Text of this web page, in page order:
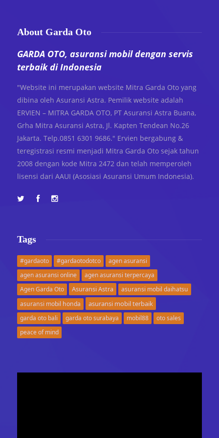
About Garda Oto
GARDA OTO, asuransi mobil dengan servis
terbaik di Indonesia
"Website ini merupakan website Mitra Garda Oto yang
dibina oleh Asuransi Astra. Pemilik website adalah
ERVIEN – MITRA GARDA OTO, PT Asuransi Astra Buana,
Grha Mitra Asuransi Astra, Jl. Kapten Tendean No.26
Jakarta. Telp.0851 6301 9686." Ervien bergabung &
teregistrasi resmi menjadi Mitra Garda Oto sejak tahun
2008 dengan kode Mitra 2472 dan telah memperoleh
lisensi dari AAUI (Asosiasi Asuransi Umum Indonesia).
Tags
#gardaoto #gardaotodotco
agen asuransi
agen asuransi online
agen asuransi terpercaya
Agen Garda Oto
Asuransi Astra
asuransi mobil daihatsu
asuransi mobil honda
asuransi mobil terbaik
garda oto bali garda oto surabaya mobil88
oto sales
peace of mind